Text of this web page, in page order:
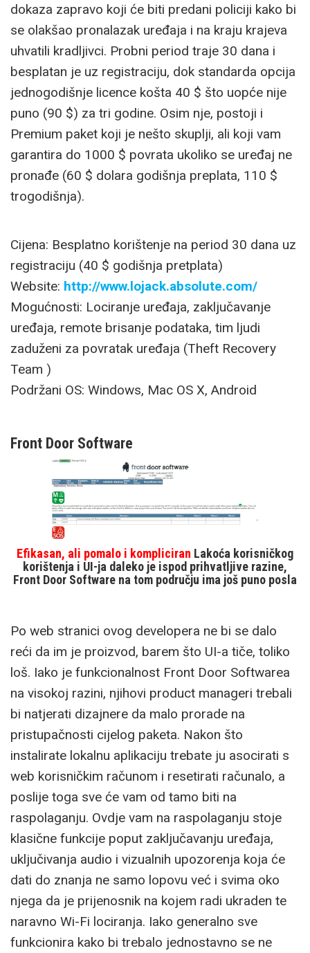
dokaza zapravo koji će biti predani policiji kako bi
se olakšao pronalazak uređaja i na kraju krajeva
uhvatili kradljivci. Probni period traje 30 dana i
besplatan je uz registraciju, dok standarda opcija
jednogodišnje licence košta 40 $ što uopće nije
puno (90 $) za tri godine. Osim nje, postoji i
Premium paket koji je nešto skuplji, ali koji vam
garantira do 1000 $ povrata ukoliko se uređaj ne
pronađe (60 $ dolara godišnja preplata, 110 $
trogodišnja).
Cijena: Besplatno korištenje na period 30 dana uz
registraciju (40 $ godišnja pretplata)
Website: http://www.lojack.absolute.com/
Mogućnosti: Lociranje uređaja, zaključavanje
uređaja, remote brisanje podataka, tim ljudi
zaduženi za povratak uređaja (Theft Recovery
Team )
Podržani OS: Windows, Mac OS X, Android
Front Door Software
Efikasan, ali pomalo i kompliciran Lakoća korisničkog
korištenja i UI-ja daleko je ispod prihvatljive razine,
Front Door Software na tom području ima još puno posla
Po web stranici ovog developera ne bi se dalo
reći da im je proizvod, barem što UI-a tiče, toliko
loš. Iako je funkcionalnost Front Door Softwarea
na visokoj razini, njihovi product manageri trebali
bi natjerati dizajnere da malo prorade na
pristupačnosti cijelog paketa. Nakon što
instalirate lokalnu aplikaciju trebate ju asocirati s
web korisničkim računom i resetirati računalo, a
poslije toga sve će vam od tamo biti na
raspolaganju. Ovdje vam na raspolaganju stoje
klasične funkcije poput zaključavanju uređaja,
uključivanja audio i vizualnih upozorenja koja će
dati do znanja ne samo lopovu već i svima oko
njega da je prijenosnik na kojem radi ukraden te
naravno Wi-Fi lociranja. Iako generalno sve
funkcionira kako bi trebalo jednostavno se ne